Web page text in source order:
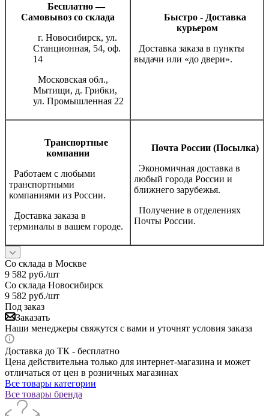
Бесплатно —
Самовывоз со склада
г. Новосибирск, ул.
Станционная, 54, оф.
14
Московская обл.,
Мытищи, д. Грибки,
ул. Промышленная 22
Быстро - Доставка
курьером
Доставка заказа в пункты
выдачи или «до двери».
Транспортные
компании
Работаем с любыми
транспортными
компаниями из России.
Доставка заказа в
терминалы в вашем городе.
Почта России (Посылка)
Экономичная доставка в
любый города России и
ближнего зарубежья.
Получение в отделениях
Почты России.
Со склада в Москве
9 582 руб./шт
Со склада Новосибирск
9 582 руб./шт
Под заказ
Заказать
Наши менеджеры свяжутся с вами и уточнят условия заказа
Доставка до ТК - бесплатно
Цена действительна только для интернет-магазина и может
отличаться от цен в розничных магазинах
Все товары категории
Все товары бренда